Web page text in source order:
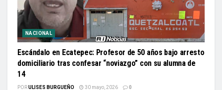
NACIONAL
Escándalo en Ecatepec: Profesor de 50 años bajo arresto
domiciliario tras confesar “noviazgo” con su alumna de
14
PORULISES BURGUEÑO 30 mayo, 2026 0